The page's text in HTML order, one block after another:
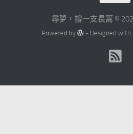
尋夢，撐一支長篙 ©
Powered by - Designed with